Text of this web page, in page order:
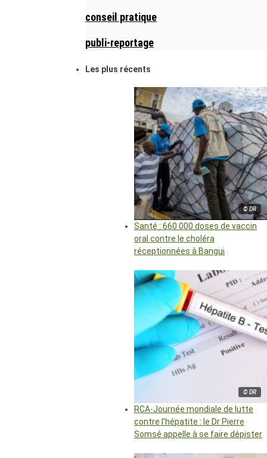
conseil pratique
publi-reportage
Les plus récents
© DR
Santé : 660 000 doses de vaccin
oral contre le choléra
réceptionnées à Bangui
© DR
RCA-Journée mondiale de lutte
contre l’hépatite : le Dr Pierre
Somsé appelle à se faire dépister